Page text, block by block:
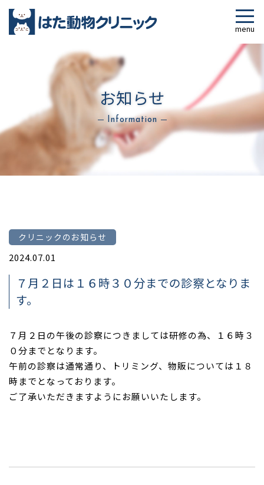
お知らせ
Information
クリニックのお知らせ
2024.07.01
７月２日は１６時３０分までの診察となりま
す。
７月２日の午後の診察につきましては研修の為、１６時３
０分までとなります。
午前の診察は通常通り、トリミング、物販については１８
時までとなっております。
ご了承いただきますようにお願いいたします。